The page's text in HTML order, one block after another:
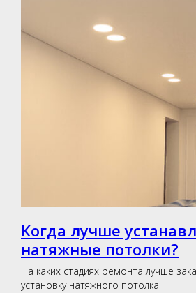
Когда лучше
натяжные потолки?
На каких стадиях ремонта лучше
установку натяжного потолка